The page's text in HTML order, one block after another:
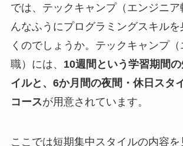
では、テックキャンプ（エンジニ
んなふうにプログラミングスキル
くのでしょうか。テックキャンプ
職）には、 10週間という学習期間
イルと、6か月間の夜間・休日スタ
コースが用意されています。
ここでは短期集中スタイルの内容を